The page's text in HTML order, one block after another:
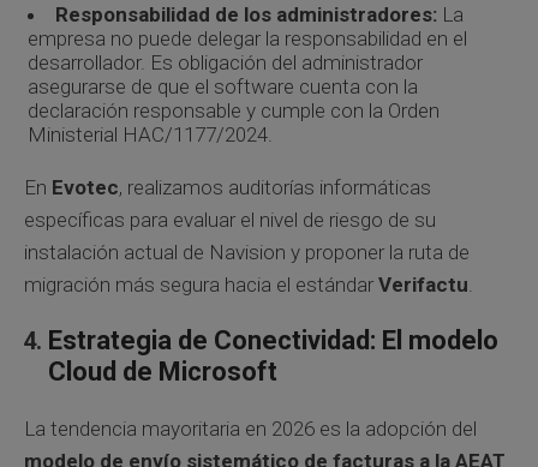
Responsabilidad de los administradores: La
empresa no puede delegar la responsabilidad en el
desarrollador. Es obligación del administrador
asegurarse de que el software cuenta con la
declaración responsable y cumple con la Orden
Ministerial HAC/1177/2024.
En Evotec, realizamos auditorías informáticas
específicas para evaluar el nivel de riesgo de su
instalación actual de Navision y proponer la ruta de
migración más segura hacia el estándar Verifactu
Estrategia de Conectividad: El modelo
Cloud de Microsoft
La tendencia mayoritaria en 2026 es la adopción del
modelo de envío sistemático de facturas a la AEAT